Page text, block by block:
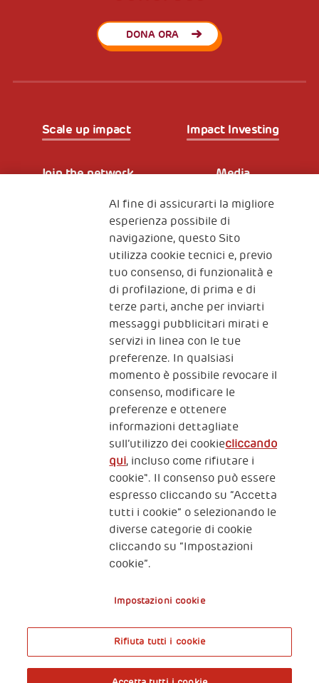
DONA ORA
Scale up impact Impact Investing
Join the network Media
Iscriviti alla newsletter
Fondazione
The Human Safety Net
CONTATTACI
2, Piazza Duca degli Abruzzi 34132
Trieste Italy
Fiscal code (Italy) 90017740326
VAT code 01372940328
Privacy & GDPR Policy cookies
A World of Potential
Al fine di assicurarti la migliore
esperienza possibile di
navigazione, questo Sito
utilizza cookie tecnici e, previo
tuo consenso, di funzionalità e
di profilazione, di prima e di
terze parti, anche per inviarti
messaggi pubblicitari mirati e
servizi in linea con le tue
preferenze. In qualsiasi
momento è possibile revocare il
consenso, modificare le
preferenze e ottenere
informazioni dettagliate
sull’utilizzo dei cookiecliccando
qui, incluso come rifiutare i
cookie". Il consenso può essere
espresso cliccando su “Accetta
tutti i cookie” o selezionando le
diverse categorie di cookie
cliccando su “Impostazioni
cookie”.
Impostazioni cookie
Rifiuta tutti i cookie